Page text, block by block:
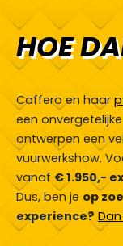
HOE
Caffero en haar
een
ontwerpen een
vuurwerkshow.
vanaf € 1.950,-
Dus, ben je op
experience?